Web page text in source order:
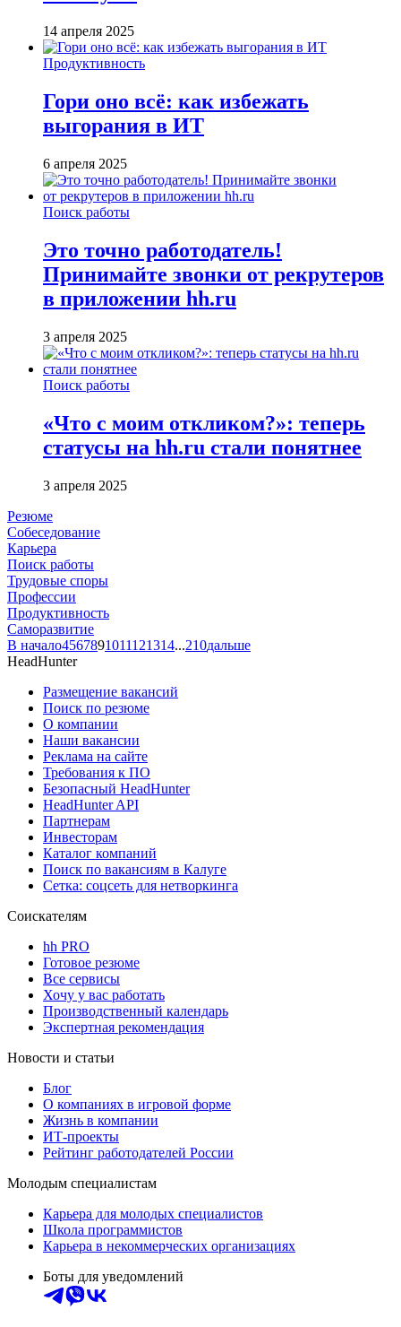
14 апреля 2025
Продуктивность
Гори оно всё: как избежать
выгорания в ИТ
6 апреля 2025
Поиск работы
Это точно работодатель!
Принимайте звонки от рекрутеров
в приложении hh.ru
3 апреля 2025
Поиск работы
«Что с моим откликом?»: теперь
статусы на hh.ru стали понятнее
3 апреля 2025
Резюме
Собеседование
Карьера
Поиск работы
Трудовые споры
Профессии
Продуктивность
Саморазвитие
В начало4567891011121314...210дальше
HeadHunter
Размещение вакансий
Поиск по резюме
О компании
Наши вакансии
Реклама на сайте
Требования к ПО
Безопасный HeadHunter
HeadHunter API
Партнерам
Инвесторам
Каталог компаний
Поиск по вакансиям в Калуге
Сетка: соцсеть для нетворкинга
Соискателям
hh PRO
Готовое резюме
Все сервисы
Хочу у вас работать
Производственный календарь
Экспертная рекомендация
Новости и статьи
Блог
О компаниях в игровой форме
Жизнь в компании
ИТ-проекты
Рейтинг работодателей России
Молодым специалистам
Карьера для молодых специалистов
Школа программистов
Карьера в некоммерческих организациях
Боты для уведомлений